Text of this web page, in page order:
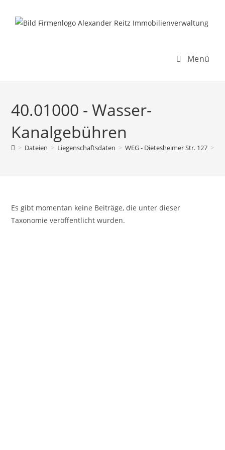
Inhalt
Menü
40.01000 - Wasser-
Kanalgebühren
> Dateien > Liegenschaftsdaten > WEG - Dietesheimer Str. 127 >
Es gibt momentan keine Beiträge, die unter dieser
Taxonomie veröffentlicht wurden.